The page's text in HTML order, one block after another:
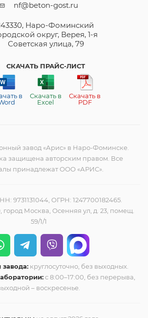
nf@beton-gost.ru
Наро-Фоминский
округ, Верея, 1-я
Советская улица, 79
СКАЧАТЬ ПРАЙС-ЛИСТ
в
Скачать в
Excel
Скачать в
PDF
завод «Арис» в Наро-Фоминске.
защищена авторским правом. Все
принадлежат ООО «АРИС».
9731131044, ОГРН: 1247700182465.
город Москва, Осенняя ул, д. 23, помещ.
59/1/1
круглосуточно, без выходных.
с 8:00–17:00, без перерыва,
– воскресенье.